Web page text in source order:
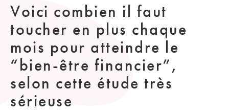
Voici combien il faut
toucher en plus chaque
mois pour atteindre le
“bien-être financier”,
selon cette étude très
sérieuse